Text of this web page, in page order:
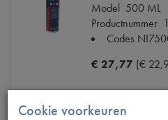
Model 500 ML
Productnummer
Codes
€ 27,77 (€
Cookie voorkeuren